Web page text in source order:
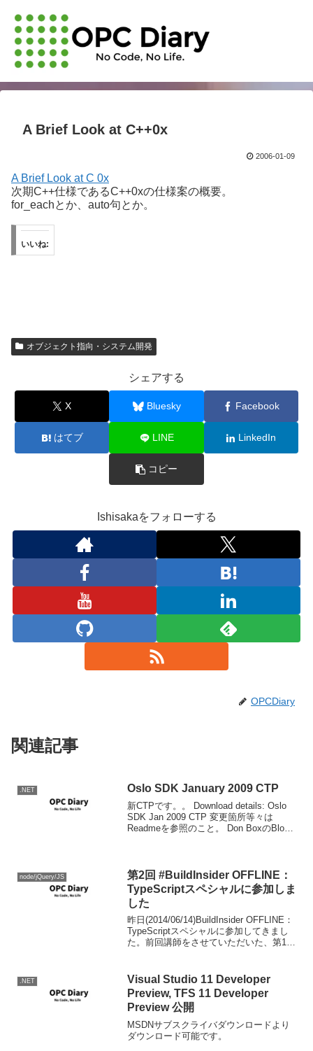
A Brief Look at C++0x
2006-01-09
A Brief Look at C 0x
次期C++仕様であるC++0xの仕様案の概要。
for_eachとか、auto句とか。
いいね:
オブジェクト指向・システム開発
シェアする
X Bluesky Facebook
はてブ LINE LinkedIn
コピー
Ishisakaをフォローする
OPCDiary
関連記事
.NET Oslo SDK January 2009 CTP
新CTPです。。 Download details: Oslo
SDK Jan 2009 CTP 変更箇所等々は
Readmeを参照のこと。 Don BoxのBlog
node/jQuery/JS
第2回 #BuildInsider OFFLINE：
TypeScriptスペシャルに参加しま
した
昨日(2014/06/14)BuildInsider OFFLINE：
TypeScriptスペシャルに参加してきまし
た。前回講師をさせていただいた、第1回
ただきま...
.NET
Visual Studio 11 Developer
Preview, TFS 11 Developer
Preview 公開
MSDNサブスクライバダウンロードより
ダウンロード可能です。